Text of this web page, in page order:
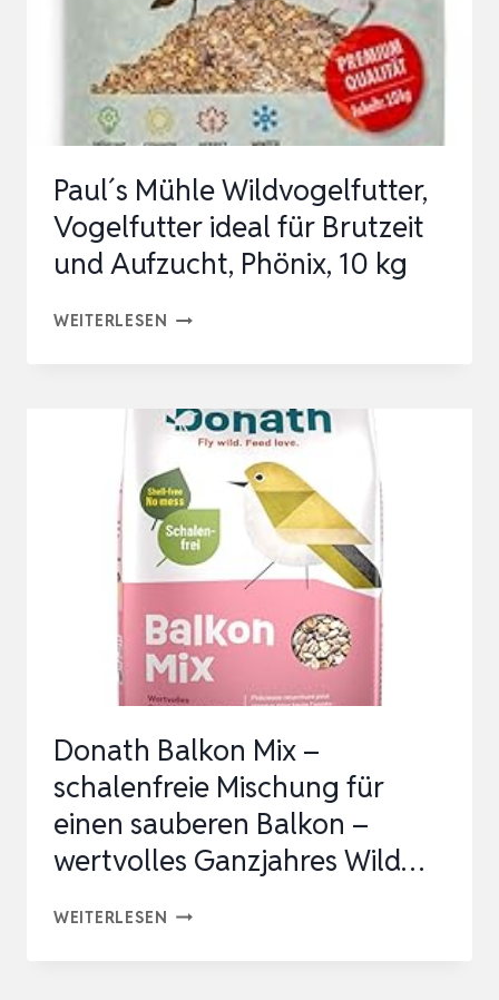
Paul´s Mühle Wildvogelfutter,
Vogelfutter ideal für Brutzeit
und Aufzucht, Phönix, 10 kg
WEITERLESEN PAUL
WILDVOGELFUTTER,
VOGELFUTTER
IDEAL
FÜR
BRUTZEIT
UND
AUFZUCHT,
PHÖNIX,
10
Donath Balkon Mix –
schalenfreie Mischung für
einen sauberen Balkon –
wertvolles Ganzjahres Wild…
WEITERLESEN DONATH